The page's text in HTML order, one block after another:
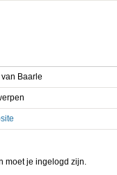
van Baarle
moet je ingelogd zijn.